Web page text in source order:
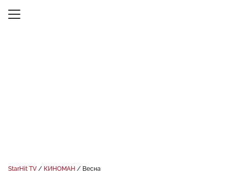
StarHit TV КИНОМАН Весна